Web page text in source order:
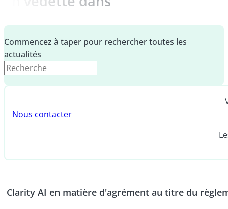
Commencez à taper pour rechercher toutes les
actualités
Nous contacter
Clarity AI en matière d'agrément au titre du